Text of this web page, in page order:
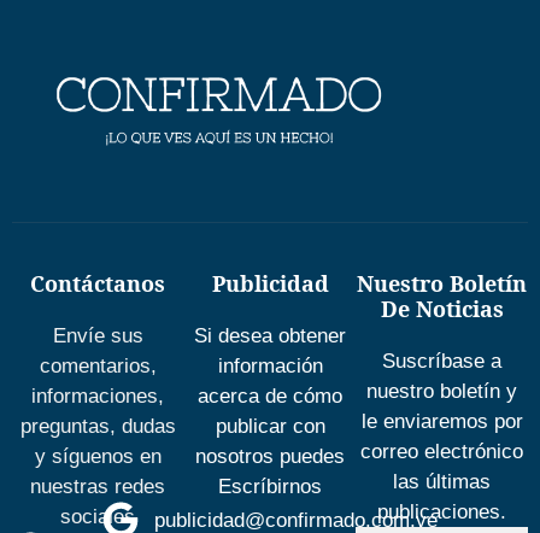
Contáctanos
Envíe sus
comentarios,
informaciones,
preguntas, dudas
y síguenos en
nuestras redes
sociales
Publicidad
Si desea obtener
información
acerca de cómo
publicar con
nosotros puedes
Escríbirnos
publicidad@confirmado.com.ve
Nuestro Boletín
De Noticias
Suscríbase a
nuestro boletín y
le enviaremos por
correo electrónico
las últimas
publicaciones.